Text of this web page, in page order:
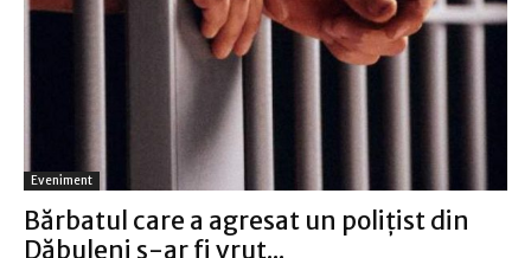
Eveniment
Bărbatul care a agresat un poliţist din
Dăbuleni s-ar fi vrut...